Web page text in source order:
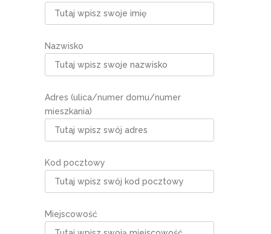
Nazwisko
Adres (ulica/numer domu/numer
mieszkania)
Kod pocztowy
Miejscowość